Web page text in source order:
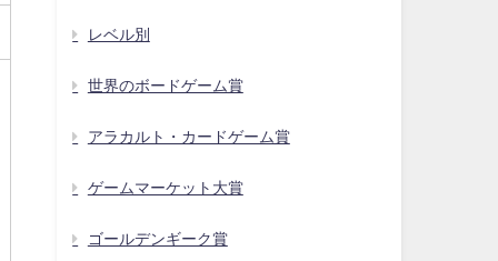
レベル別
世界のボードゲーム賞
アラカルト・カードゲーム賞
ゲームマーケット大賞
ゴールデンギーク賞